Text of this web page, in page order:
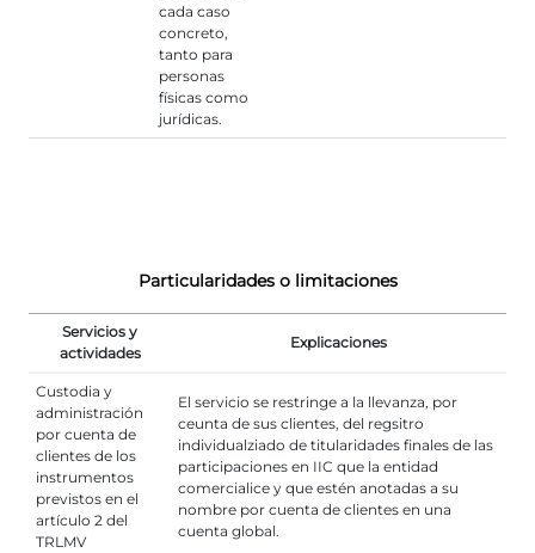
cada caso
concreto,
tanto para
personas
físicas como
jurídicas.
Particularidades o limitaciones
Servicios y
actividades
Explicaciones
Custodia y
administración
por cuenta de
clientes de los
instrumentos
previstos en el
artículo 2 del
TRLMV
El servicio se restringe a la llevanza, por
ceunta de sus clientes, del regsitro
individualziado de titularidades finales de las
participaciones en IIC que la entidad
comercialice y que estén anotadas a su
nombre por cuenta de clientes en una
cuenta global.